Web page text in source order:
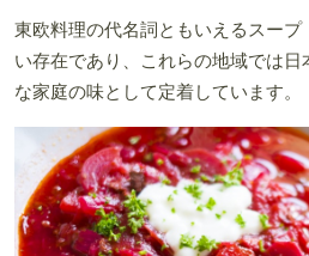
東欧料理の代名詞ともいえるスー
い存在であり、これらの地域では
な家庭の味として定着しています。